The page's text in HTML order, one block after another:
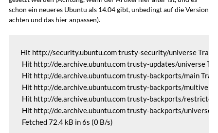
schon ein neueres Ubuntu als 14.04 gibt, unbedingt auf die Version
achten und das hier anpassen).
Hit http://security.ubuntu.com trusty-security/universe
Hit http://de.archive.ubuntu.com trusty-updates/universe
Hit http://de.archive.ubuntu.com trusty-backports/main
Hit http://de.archive.ubuntu.com trusty-backports/
Hit http://de.archive.ubuntu.com trusty-backports/restricted
Hit http://de.archive.ubuntu.com trusty-backports/universe
Fetched 72.4 kB in 6s (0 B/s)